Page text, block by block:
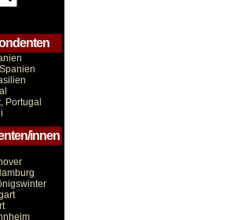
Portugal
innen